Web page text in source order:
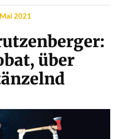
2021
über